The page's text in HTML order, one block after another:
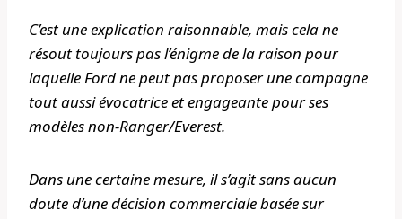
C’est une explication raisonnable, mais cela ne
résout toujours pas l’énigme de la raison pour
laquelle Ford ne peut pas proposer une campagne
tout aussi évocatrice et engageante pour ses
modèles non-Ranger/Everest.
Dans une certaine mesure, il s’agit sans aucun
doute d’une décision commerciale basée sur